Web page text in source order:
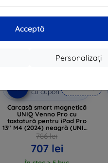
Acceptă
Personalizați
cu cupon
Carcasă smart magnetică
UNIQ Venno Pro cu
tastatură pentru iPad Pro
13" M4 (2024) neagră (UNIQ-
PDP13(M4)-VENPROGBLK)
786 lei
707 lei